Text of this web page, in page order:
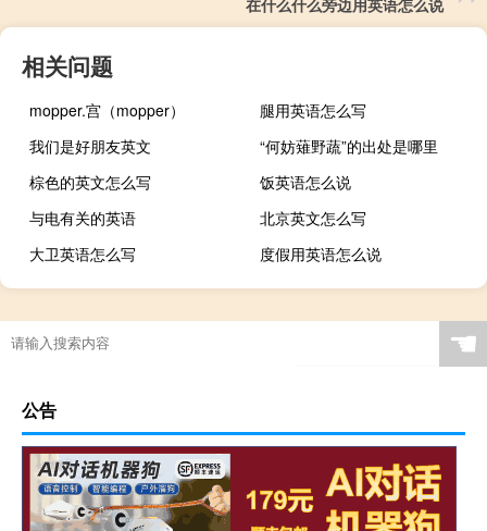
相关问题
mopper.宫（mopper）
腿用英语怎么写
我们是好朋友英文
“何妨薙野蔬”的出处是哪里
棕色的英文怎么写
饭英语怎么说
与电有关的英语
北京英文怎么写
大卫英语怎么写
度假用英语怎么说
☚
公告